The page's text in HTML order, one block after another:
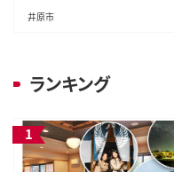
井原市
ランキング